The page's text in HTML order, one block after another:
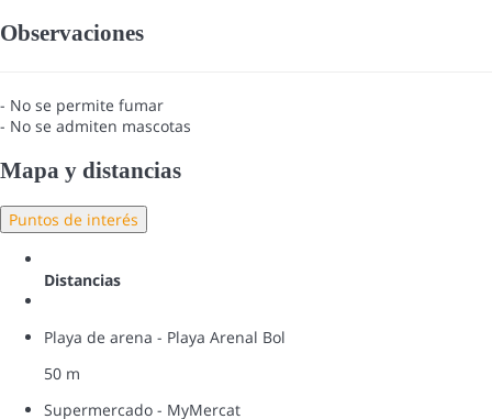
Observaciones
- No se permite fumar
- No se admiten mascotas
Mapa y distancias
Puntos de interés
Distancias
Playa de arena - Playa Arenal Bol
50 m
Supermercado - MyMercat